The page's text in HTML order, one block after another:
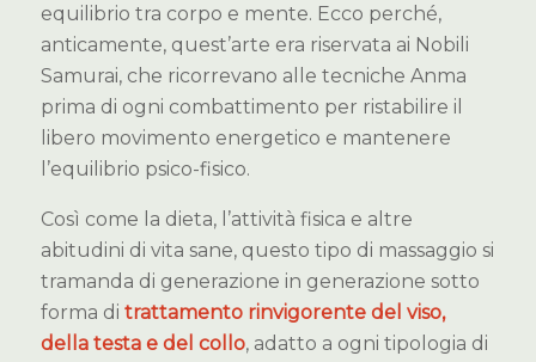
equilibrio tra corpo e mente. Ecco perché,
anticamente, quest’arte era riservata ai Nobili
Samurai, che ricorrevano alle tecniche Anma
prima di ogni combattimento per ristabilire il
libero movimento energetico e mantenere
l’equilibrio psico-fisico.
Così come la dieta, l’attività fisica e altre
abitudini di vita sane, questo tipo di massaggio si
tramanda di generazione in generazione sotto
forma di trattamento rinvigorente del viso,
della testa e del collo, adatto a ogni tipologia di